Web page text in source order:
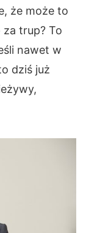
że może to
trup? To
nawet w
dziś już